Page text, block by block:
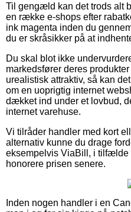
Til gengæld kan det trods alt
en række e-shops efter
ink magenta inden du
du er skråsikker på at
Du skal blot ikke
markedsfører deres
urealistisk attraktiv, så kan
om en uoprigtig internet
dækket ind under et lovbud,
internet varehuse.
Vi tilråder handler med kort
alternativ kunne du drage
eksempelvis ViaBill, i tilfælde
honorere prisen senere.
Inden nogen handler i en